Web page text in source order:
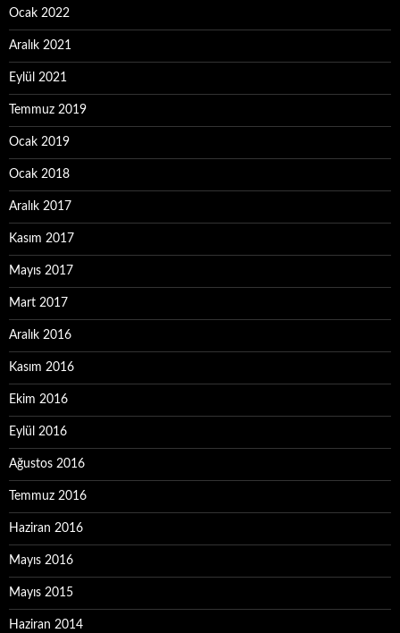
Ocak 2022
Aralık 2021
Eylül 2021
Temmuz 2019
Ocak 2019
Ocak 2018
Aralık 2017
Kasım 2017
Mayıs 2017
Mart 2017
Aralık 2016
Kasım 2016
Ekim 2016
Eylül 2016
Ağustos 2016
Temmuz 2016
Haziran 2016
Mayıs 2016
Mayıs 2015
Haziran 2014